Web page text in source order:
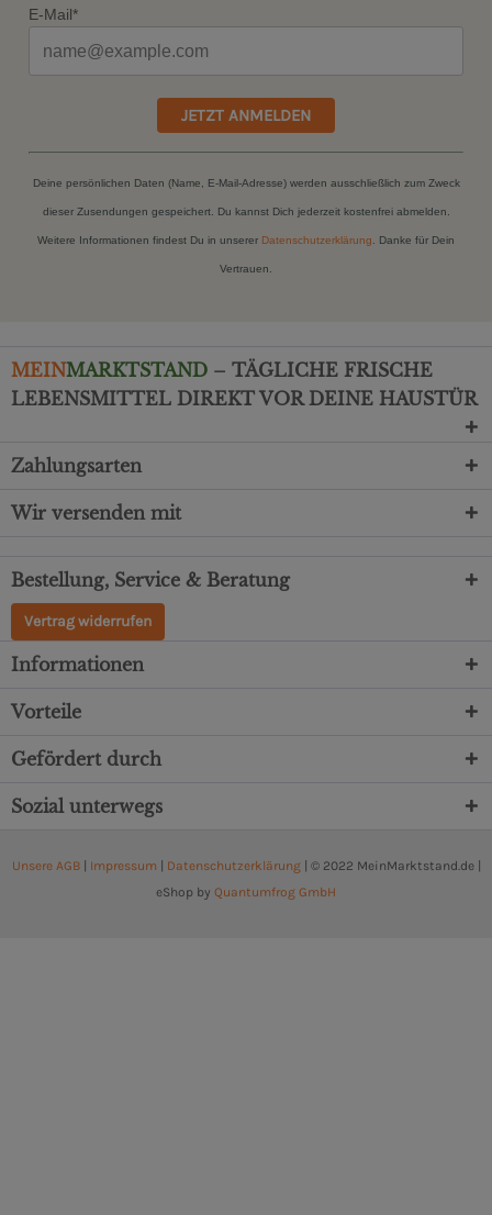
E-Mail*
JETZT ANMELDEN
Deine persönlichen Daten (Name, E-Mail-Adresse) werden ausschließlich zum Zweck
dieser Zusendungen gespeichert. Du kannst Dich jederzeit kostenfrei abmelden.
Weitere Informationen findest Du in unserer Datenschutzerklärung . Danke für Dein
Vertrauen.
MEINMARKTSTAND – TÄGLICHE FRISCHE
LEBENSMITTEL DIREKT VOR DEINE HAUSTÜR
Zahlungsarten
Wir versenden mit
Bestellung, Service & Beratung
Vertrag widerrufen
Informationen
Vorteile
Gefördert durch
Sozial unterwegs
Unsere AGB| Impressum Datenschutzerklärung| © 2022 MeinMarktstand.de |
eShop by Quantumfrog GmbH